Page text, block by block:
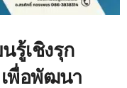
รู้เชิงรุก
พื่อพัฒนา